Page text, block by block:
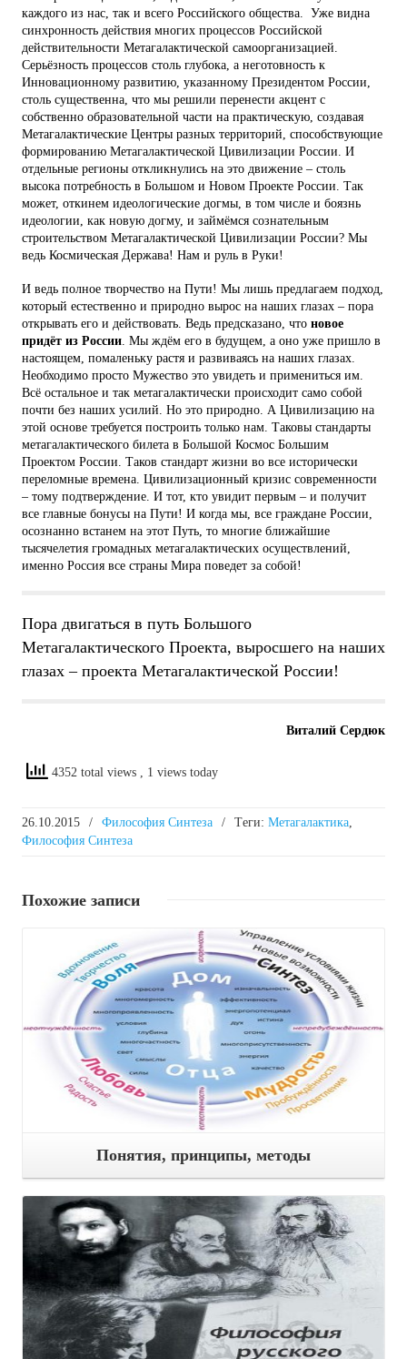
каждого из нас, так и всего Российского общества. Уже видна
синхронность действия многих процессов Российской
действительности Метагалактической самоорганизацией.
Серьёзность процессов столь глубока, а неготовность к
Инновационному развитию, указанному Президентом России,
столь существенна, что мы решили перенести акцент с
собственно образовательной части на практическую, создавая
Метагалактические Центры разных территорий, способствующие
формированию Метагалактической Цивилизации России. И
отдельные регионы откликнулись на это движение – столь
высока потребность в Большом и Новом Проекте России. Так
может, откинем идеологические догмы, в том числе и боязнь
идеологии, как новую догму, и займёмся сознательным
строительством Метагалактической Цивилизации России? Мы
ведь Космическая Держава! Нам и руль в Руки!
И ведь полное творчество на Пути! Мы лишь предлагаем подход,
который естественно и природно вырос на наших глазах – пора
открывать его и действовать. Ведь предсказано, что новое
придёт из России . Мы ждём его в будущем, а оно уже пришло в
настоящем, помаленьку растя и развиваясь на наших глазах.
Необходимо просто Мужество это увидеть и примениться им.
Всё остальное и так метагалактически происходит само собой
почти без наших усилий. Но это природно. А Цивилизацию на
этой основе требуется построить только нам. Таковы стандарты
метагалактического билета в Большой Космос Большим
Проектом России. Таков стандарт жизни во все исторически
переломные времена. Цивилизационный кризис современности
– тому подтверждение. И тот, кто увидит первым – и получит
все главные бонусы на Пути! И когда мы, все граждане России,
осознанно встанем на этот Путь, то многие ближайшие
тысячелетия громадных метагалактических осуществлений,
именно Россия все страны Мира поведет за собой!
Пора двигаться в путь Большого
Метагалактического Проекта, выросшего на наших
глазах – проекта Метагалактической России!
Виталий Сердюк
4352 total views , 1 views today
26.10.2015 / Философия Синтеза / Tеги: Метагалактика
Философия Синтеза
Похожие записи
Понятия, принципы, методы
Подробнее